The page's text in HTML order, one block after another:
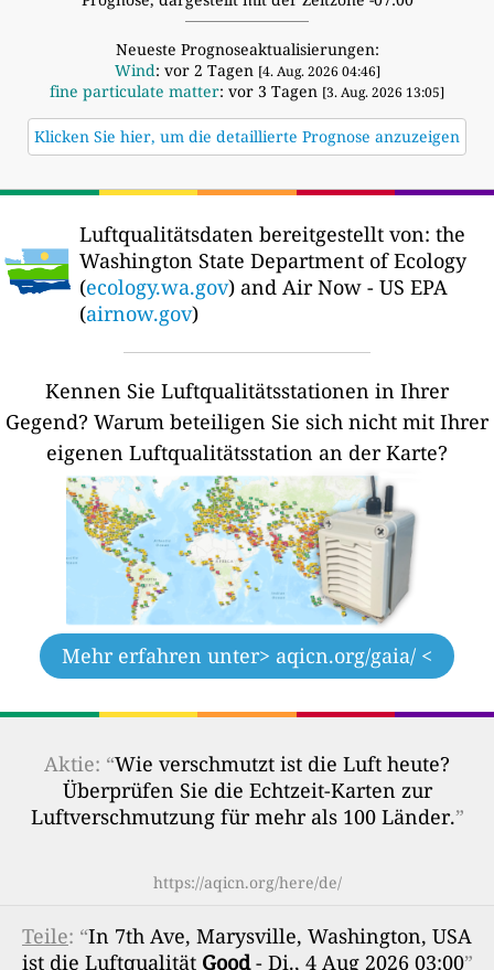
Neueste Prognoseaktualisierungen:
Wind: vor 2 Tagen [4. Aug. 2026 04:46]
fine particulate matter: vor 3 Tagen [3. Aug. 2026 13:05]
Klicken Sie hier, um die detaillierte Prognose anzuzeigen
Luftqualitätsdaten bereitgestellt von: the
Washington State Department of Ecology
(ecology.wa.gov) and Air Now - US EPA
(airnow.gov)
Kennen Sie Luftqualitätsstationen in Ihrer
Gegend? Warum beteiligen Sie sich nicht mit Ihrer
eigenen Luftqualitätsstation an der Karte?
Mehr erfahren unter> aqicn.org/gaia/ <
Aktie: “Wie verschmutzt ist die Luft heute?
Überprüfen Sie die Echtzeit-Karten zur
Luftverschmutzung für mehr als 100 Länder.”
https://aqicn.org/here/de/
Teile: “In 7th Ave, Marysville, Washington, USA
ist die Luftqualität Good- Di., 4 Aug 2026 03:00”